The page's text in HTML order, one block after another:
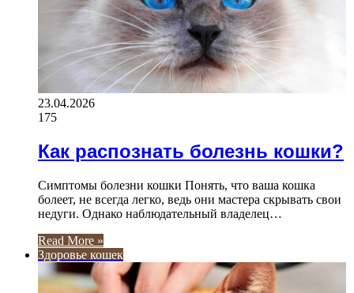
23.04.2026
175
Как распознать болезнь кошки?
Симптомы болезни кошки Понять, что ваша кошка
болеет, не всегда легко, ведь они мастера скрывать свои
недуги. Однако наблюдательный владелец…
Read More »
Здоровье кошек